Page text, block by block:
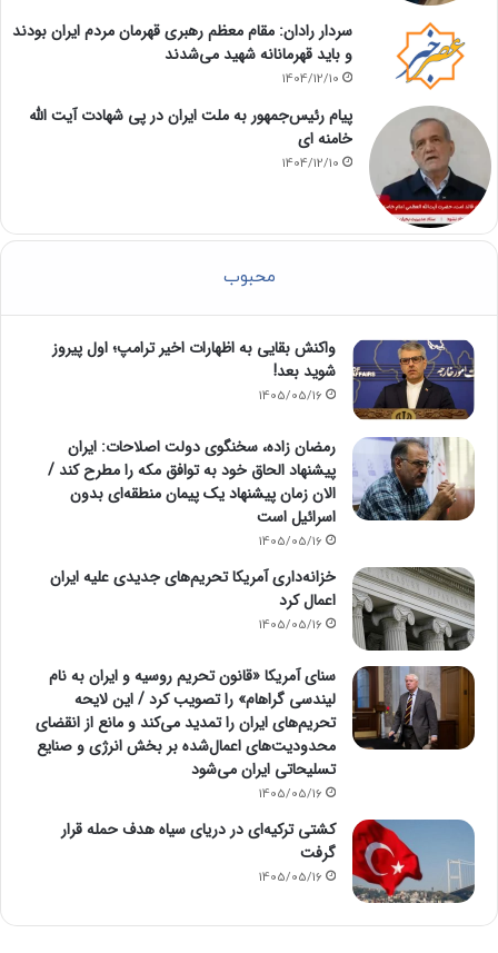
سردار رادان: مقام معظم رهبری قهرمان مردم ایران بودند
و باید قهرمانانه شهید می‌شدند
1404/12/10
پیام رئیس‌جمهور به ملت ایران در پی شهادت آیت الله
خامنه ای
1404/12/10
محبوب
واکنش بقایی به اظهارات اخیر ترامپ؛ اول پیروز
شوید بعد!
1405/05/16
رمضان زاده، سخنگوی دولت اصلاحات: ایران
پیشنهاد الحاق خود به توافق مکه را مطرح کند /
الان زمان پیشنهاد یک پیمان منطقه‌ای بدون
اسرائیل است
1405/05/16
خزانه‌داری آمریکا تحریم‌های جدیدی علیه ایران
اعمال کرد
1405/05/16
سنای آمریکا «قانون تحریم روسیه و ایران به نام
لیندسی گراهام» را تصویب کرد / این لایحه
تحریم‌های ایران را تمدید می‌کند و مانع از انقضای
محدودیت‌های اعمال‌شده بر بخش انرژی و صنایع
تسلیحاتی ایران می‌شود
1405/05/16
کشتی ترکیه‌ای در دریای سیاه هدف حمله قرار
گرفت
1405/05/16